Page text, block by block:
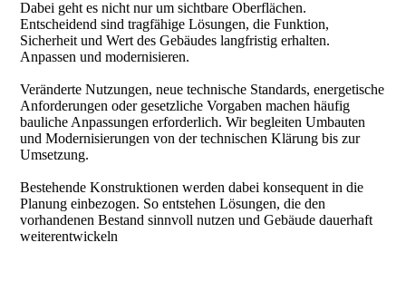
Dabei geht es nicht nur um sichtbare Oberflächen.
Entscheidend sind tragfähige Lösungen, die Funktion,
Sicherheit und Wert des Gebäudes langfristig erhalten.
Anpassen und modernisieren.
Veränderte Nutzungen, neue technische Standards, energetische
Anforderungen oder gesetzliche Vorgaben machen häufig
bauliche Anpassungen erforderlich. Wir begleiten Umbauten
und Modernisierungen von der technischen Klärung bis zur
Umsetzung.
Bestehende Konstruktionen werden dabei konsequent in die
Planung einbezogen. So entstehen Lösungen, die den
vorhandenen Bestand sinnvoll nutzen und Gebäude dauerhaft
weiterentwickeln